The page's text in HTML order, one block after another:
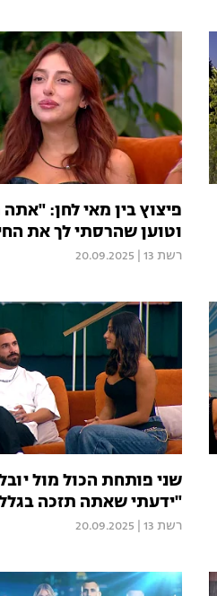
פיצוץ בין מאי לחן:
וטוען שהרסתי לך את
רשת 13 20.09.2025
שני פותחת הכול מול
"ידעתי שאתה תזכה
רשת 13 20.09.2025